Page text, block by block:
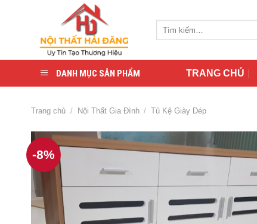
DANH MỤC SẢN PHẨM TRANG CHỦ
Trang chủ / Nội Thất Gia Đình / Tủ Kệ Giày Dép
-8%